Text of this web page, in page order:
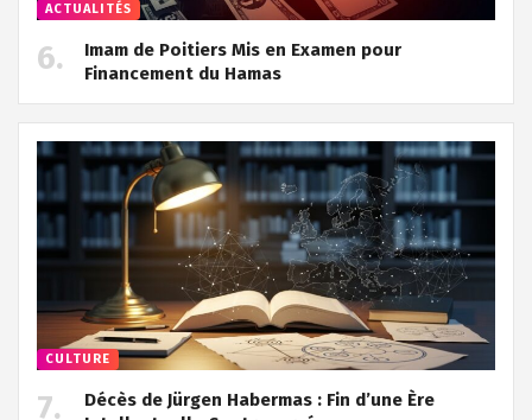
ACTUALITÉS
Imam de Poitiers Mis en Examen pour
Financement du Hamas
CULTURE
Décès de Jürgen Habermas : Fin d’une Ère